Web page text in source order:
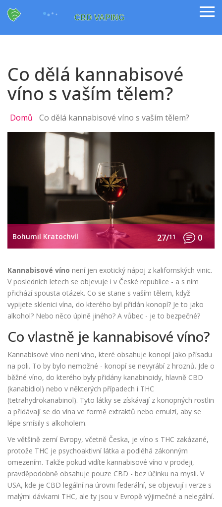
Co dělá kannabisové
víno s vaším tělem?
Domů Co dělá kannabisové víno s vaším tělem?
Bohumil Kratochvíl 27/11 0
Kannabisové víno není jen exotický nápoj z kalifornských vinic.
V posledních letech se objevuje i v České republice - a s ním
přichází spousta otázek. Co se stane s vaším tělem, když
vypijete sklenici vína, do kterého byl přidán konopí? Je to jako
alkohol? Nebo něco úplně jiného? A vůbec - je to bezpečné?
Co vlastně je kannabisové víno?
Kannabisové víno není víno, které obsahuje konopí jako přísadu
na poli. To by bylo nemožné - konopí se nevyrábí z hroznů. Jde o
běžné víno, do kterého byly přidány kanabinoidy, hlavně CBD
(kanabidiol) nebo v některých případech i THC
(tetrahydrokanabinol). Tyto látky se získávají z konopných rostlin
a přidávají se do vína ve formě extraktů nebo emulzí, aby se
lépe smísily s alkoholem.
Ve většině zemí Evropy, včetně Česka, je víno s THC zakázané,
protože THC je psychoaktivní látka a podléhá zákonným
omezením. Takže pokud vidíte kannabisové víno v prodeji,
pravděpodobně obsahuje pouze CBD - bez účinku na mysli. V
USA, kde je CBD legální na úrovni federální, se objevují i verze s
malými dávkami THC, ale ty jsou v Evropě výjimečné a nelegální.